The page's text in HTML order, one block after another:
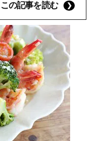
この記事を読む